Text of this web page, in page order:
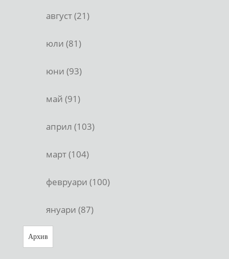
август (21)
юли (81)
юни (93)
май (91)
април (103)
март (104)
февруари (100)
януари (87)
Архив